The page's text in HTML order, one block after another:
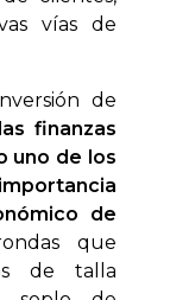
vías de
de
las finanzas
uno de los
de
que
de talla